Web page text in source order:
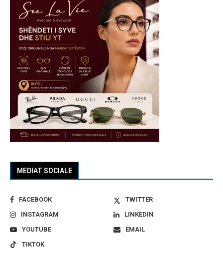
MEDIAT SOCIALE
FACEBOOK
TWITTER
INSTAGRAM
LINKEDIN
YOUTUBE
EMAIL
TIKTOK